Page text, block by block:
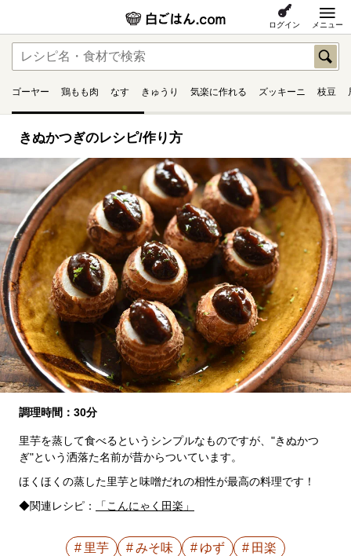
ログイン メニュー
ゴーヤー 鶏もも肉 なす きゅうり 気楽に作れる ズッキーニ 枝豆
きぬかつぎのレシピ/作り方
調理時間：30分
里芋を蒸して食べるというシンプルなものですが、"きぬかつ
ぎ"という洒落た名前が昔からついています。
ほくほくの蒸した里芋と味噌だれの相性が最高の料理です！
◆関連レシピ：
「こんにゃく田楽」
里芋 みそ味 ゆず
田楽